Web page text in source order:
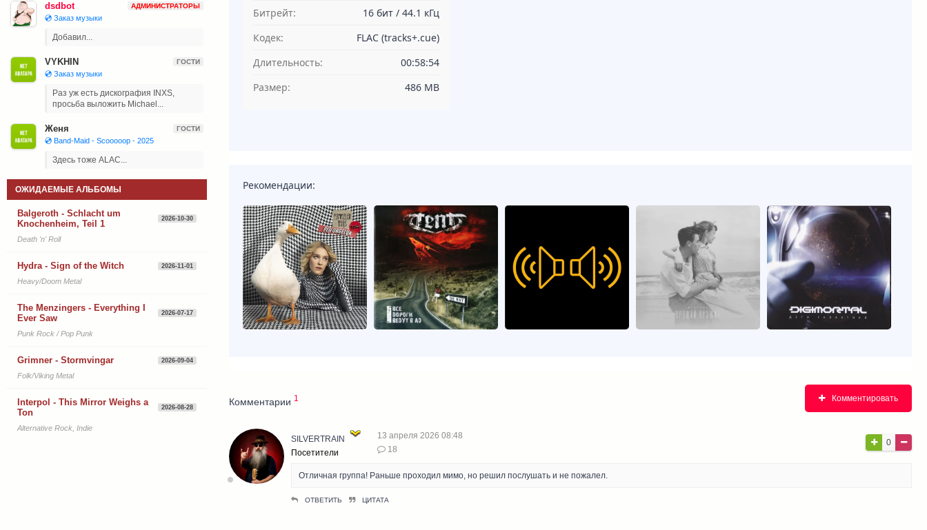
Битрейт:
16 бит / 44.1 кГц
Кодек:
FLAC (tracks+.cue)
Длительность:
00:58:54
Размер:
486 MB
Рекомендации:
Комментарии 1 Комментировать
SILVERTRAIN
Посетители
13 апреля 2026 08:48
18
0
Отличная группа! Раньше проходил мимо, но решил послушать и не пожалел.
ОТВЕТИТЬ ЦИТАТА
dsdbot АДМИНИСТРАТОРЫ
💿 Заказ музыки
Добавил...
VYKHIN ГОСТИ
💿 Заказ музыки
Раз уж есть дискография INXS,
просьба выложить Michael...
Женя ГОСТИ
💿 Band-Maid - Scooooop - 2025
Здесь тоже ALAC...
ОЖИДАЕМЫЕ АЛЬБОМЫ
Balgeroth - Schlacht um
Knochenheim, Teil 1
2026-10-30
Death 'n' Roll
Hydra - Sign of the Witch 2026-11-01
Heavy/Doom Metal
The Menzingers - Everything I
Ever Saw
2026-07-17
Punk Rock / Pop Punk
Grimner - Stormvingar 2026-09-04
Folk/Viking Metal
Interpol - This Mirror Weighs a
Ton
2026-08-28
Alternative Rock, Indie